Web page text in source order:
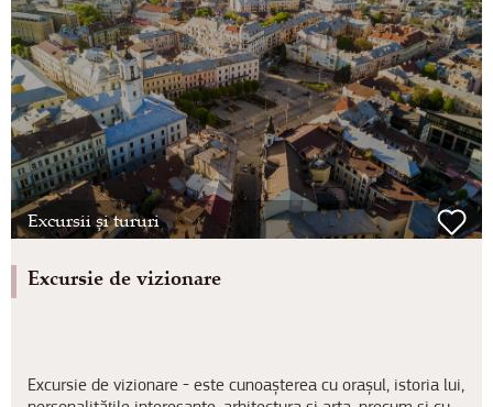
Excursii și tururi
Excursie de vizionare
Excursie de vizionare - este cunoașterea cu orașul, istoria lui,